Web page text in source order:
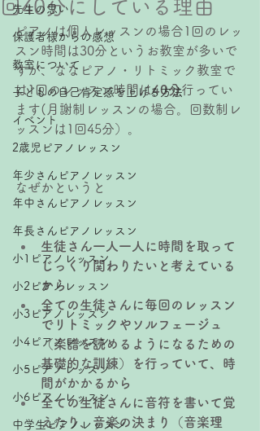
先生の思い
保護者様からの感想
教室について
子どもの自己肯定感を上げる方法
イベント
2歳児ピアノレッスン
年少さんピアノレッスン
年中さんピアノレッスン
年長さんピアノレッスン
小1ピアノレッスン
小2ピアノレッスン
小3ピアノレッスン
小4ピアノレッスン
小5ピアノレッスン
小6ピアノレッスン
中学生ピアノレッスン
回40分にしている理由
ピアノは個人レッスンの場合1回のレッ
スン時間は30分というお教室が多いで
すが、ななピアノ・リトミック教室で
は1回のレッスン時間は40分行ってい
ます(月謝制レッスンの場合。回数制レ
ッスンは1回45分）。
なぜかというと
生徒さん一人一人に時間を取って
じっくり関わりたいと考えている
から
全ての生徒さんに毎回のレッスン
でリトミックやソルフェージュ
（楽譜を読めるようになるための
基礎的な訓練）を行っていて、時
間がかかるから
全ての生徒さんに音符を書いて覚
えたり、音楽の決まり（音楽理